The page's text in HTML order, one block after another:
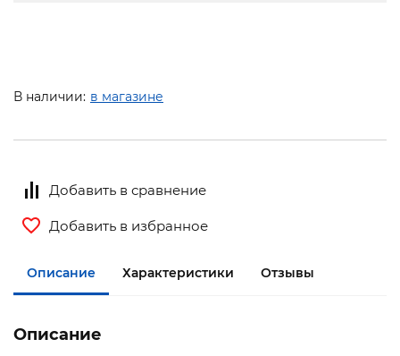
В наличии: в магазине
Добавить в сравнение
Добавить в избранное
Описание Характеристики Отзывы
Описание